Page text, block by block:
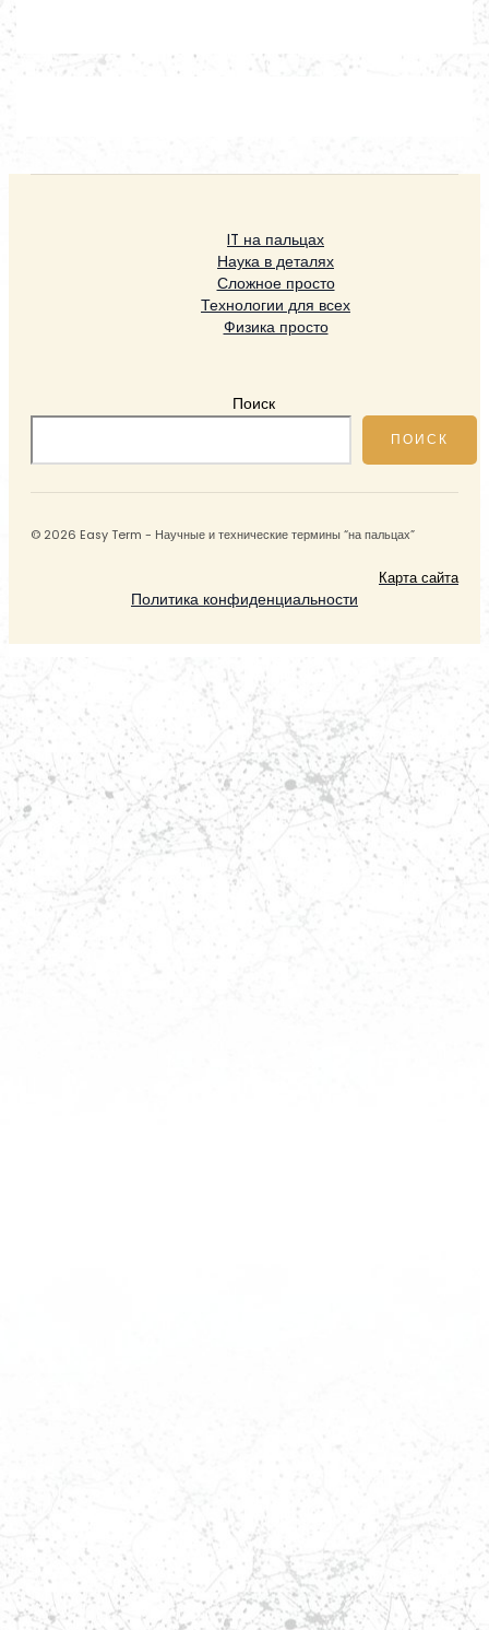
IT на пальцах
Наука в деталях
Сложное просто
Технологии для всех
Физика просто
Поиск
ПОИСК
© 2026 Easy Term - Научные и технические термины “на пальцах”
Карта сайта
Политика конфиденциальности